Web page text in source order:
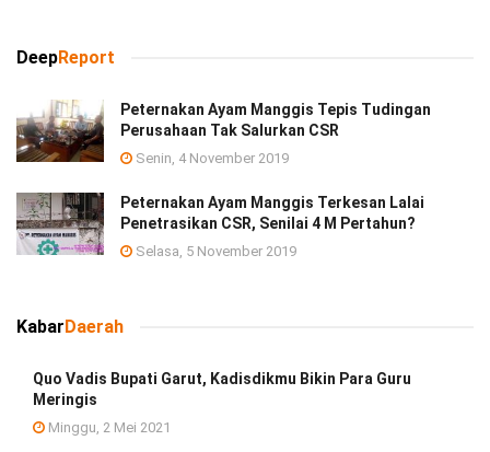
DeepReport
Peternakan Ayam Manggis Tepis Tudingan
Perusahaan Tak Salurkan CSR
Senin, 4 November 2019
Peternakan Ayam Manggis Terkesan Lalai
Penetrasikan CSR, Senilai 4 M Pertahun?
Selasa, 5 November 2019
KabarDaerah
Quo Vadis Bupati Garut, Kadisdikmu Bikin Para Guru
Meringis
Minggu, 2 Mei 2021